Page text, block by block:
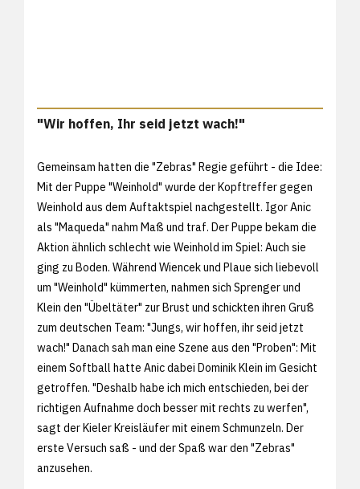
"Wir hoffen, Ihr seid jetzt wach!"
Gemeinsam hatten die "Zebras" Regie geführt - die Idee:
Mit der Puppe "Weinhold" wurde der Kopftreffer gegen
Weinhold aus dem Auftaktspiel nachgestellt. Igor Anic
als "Maqueda" nahm Maß und traf. Der Puppe bekam die
Aktion ähnlich schlecht wie Weinhold im Spiel: Auch sie
ging zu Boden. Während Wiencek und Plaue sich liebevoll
um "Weinhold" kümmerten, nahmen sich Sprenger und
Klein den "Übeltäter" zur Brust und schickten ihren Gruß
zum deutschen Team: "Jungs, wir hoffen, ihr seid jetzt
wach!" Danach sah man eine Szene aus den "Proben": Mit
einem Softball hatte Anic dabei Dominik Klein im Gesicht
getroffen. "Deshalb habe ich mich entschieden, bei der
richtigen Aufnahme doch besser mit rechts zu werfen",
sagt der Kieler Kreisläufer mit einem Schmunzeln. Der
erste Versuch saß - und der Spaß war den "Zebras"
anzusehen.